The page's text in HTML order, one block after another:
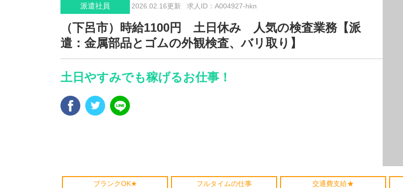
派遣社員 2026.02.16更新 求人ID：A004927-hkn
（下呂市）時給1100円 土日休み 人気の検査業務【派
遣：金属部品とゴムの外観検査、バリ取り】
土日やすみでも稼げるお仕事！
ブランクOK★ フルタイムの仕事 交通費支給★